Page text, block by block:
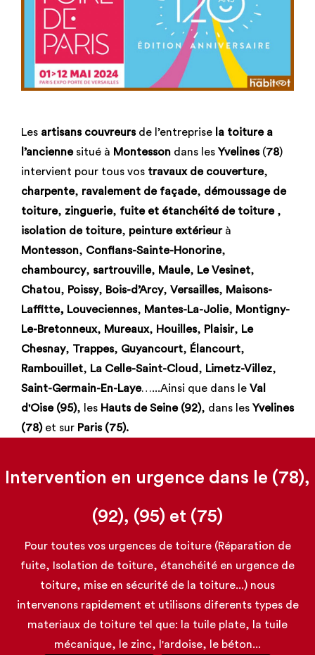
Les artisans couvreursde l’entreprise la toiture a
l’anciennesitué à Montesson dans les Yvelines(78)
intervient pour tous vos travaux de couverture,
charpente, ravalement de façade, démoussage de
toiture, zinguerie, fuite et étanchéité de toiture,
isolation de toiture, peinture extérieurà
Montesson, Conflans-Sainte-Honorine,
chambourcy, sartrouville, Maule, Le Vesinet,
Chatou, Poissy, Bois-d’Arcy, Versailles, Maisons-
Laffitte, Louveciennes, Mantes-La-Jolie, Montigny-
Le-Bretonneux, Mureaux, Houilles, Plaisir, Le
Chesnay, Trappes, Guyancourt, Élancourt,
Rambouillet, La Celle-Saint-Cloud, Limetz-Villez,
Saint-Germain-En-Laye…...Ainsi que dans le Val
d'Oise (95), les Hauts de Seine (92), dans les Yvelines
(78)et sur Paris (75).
Intervention en urgence dans le (78),
(92), (95) et (75)
Pour toutes vos urgences de toiture (Réparation de
fuite, Isolation de toiture, étanchéité en urgence de
toiture, mise en sécurité de la toiture...) nous
intervenons rapidement et utilisons diferents types de
materiaux de toiture tel que: la tuile plate, la tuile
mécanique, le zinc, l'ardoise, le béton...